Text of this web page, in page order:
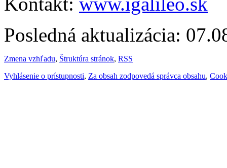
Posledná aktualizácia:
Zmena vzhľadu, Štruktúra stránok, RSS
Vyhlásenie o prístupnosti, Za obsah zodpovedá správca obsahu,